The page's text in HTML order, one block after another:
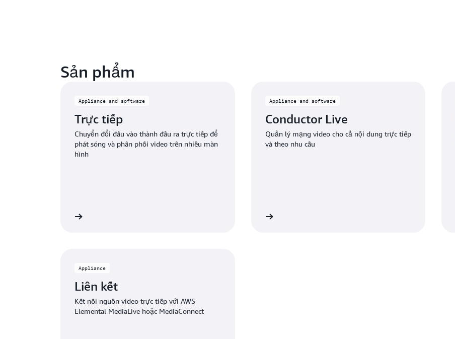
Sản phẩm
Appliance and software
Trực tiếp
Chuyển đổi đầu vào thành đầu ra trực tiếp để
phát sóng và phân phối video trên nhiều màn
hình
Appliance and software
Conductor Live
Quản lý mạng video cho cả nội dung trực tiếp
và theo nhu cầu
Appliance
Liên kết
Kết nối nguồn video trực tiếp với AWS
Elemental MediaLive hoặc MediaConnect